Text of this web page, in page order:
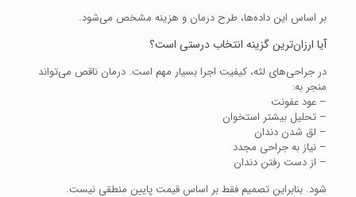
بر اساس این داده‌ها، طرح درمان و هزینه مشخص می‌شود.
آیا ارزان‌ترین گزینه انتخاب درستی است؟
در جراحی‌های لثه، کیفیت اجرا بسیار مهم است. درمان ناقص می‌تواند
منجر به:
– عود عفونت
– تحلیل بیشتر استخوان
– لق شدن دندان
– نیاز به جراحی مجدد
– از دست رفتن دندان
شود. بنابراین تصمیم فقط بر اساس قیمت پایین منطقی نیست.